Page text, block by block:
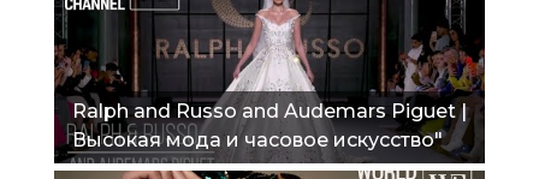
Ralph and Russo and Audemars Piguet |
Высокая мода и часовое искусство"